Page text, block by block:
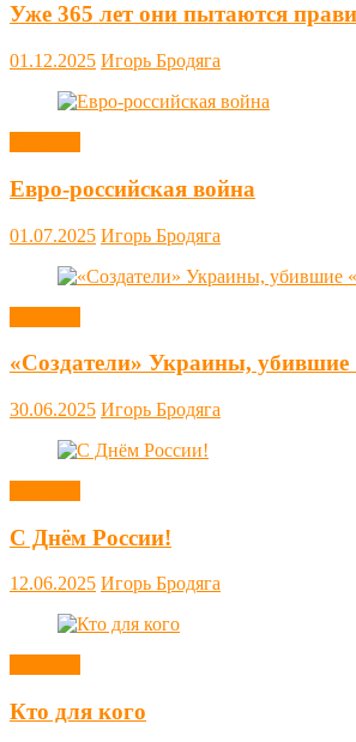
Уже 365 лет они пытаются
01.12.2025 Игорь Бродяга
Евро-российская война
01.07.2025 Игорь Бродяга
«Создатели» Украины, убившие
30.06.2025 Игорь Бродяга
С Днём России!
12.06.2025 Игорь Бродяга
Кто для кого